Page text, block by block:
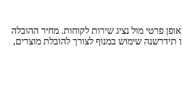
מבאר שבע שבדרום וירושלים יגבו בתשלום נוסף בסך של 150 ש''ח. הובלה לאילת תערך באופן פרטי מול נציג שירות לקוחות. מחיר ההובלה
ש''ח לכל מקומה אל חברת הובלה והרכבה. במקרה שבו תידרשנה שימוש במנוף לצורך להובלת מוצרים,